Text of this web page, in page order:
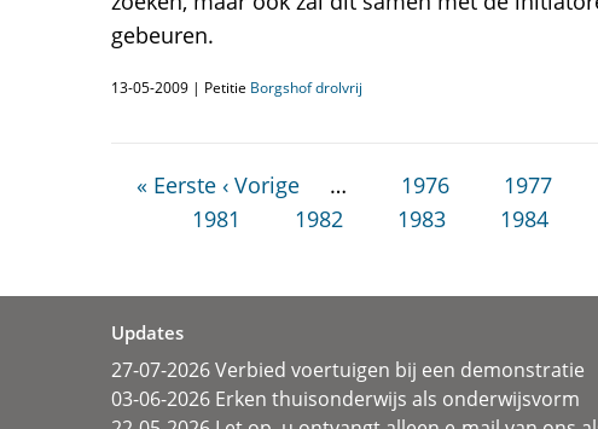
gebeuren.
13-05-2009 | Petitie Borgshof drolvrij
« Eerste ‹ Vorige … 1976 1977
1981
1982 1983 1984
Updates
27-07-2026 Verbied voertuigen bij een demonstratie
03-06-2026 Erken thuisonderwijs als onderwijsvorm